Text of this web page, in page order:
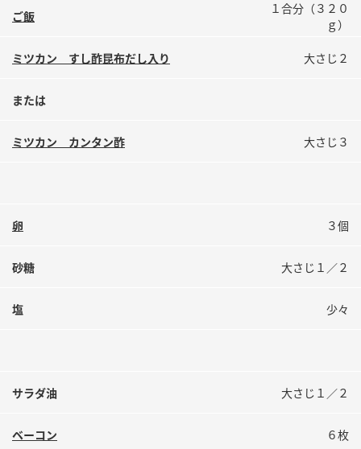
人気商品 ＋ おすすめレシピ
検索
ご飯
１合分（３２０
ｇ）
ミツカン すし酢昆布だし入り 大さじ２
または
ミツカン カンタン酢 大さじ３
卵 ３個
砂糖 大さじ１／２
塩 少々
サラダ油 大さじ１／２
ベーコン ６枚